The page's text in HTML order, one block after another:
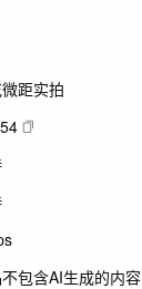
距实拍
包含AI生成的内容